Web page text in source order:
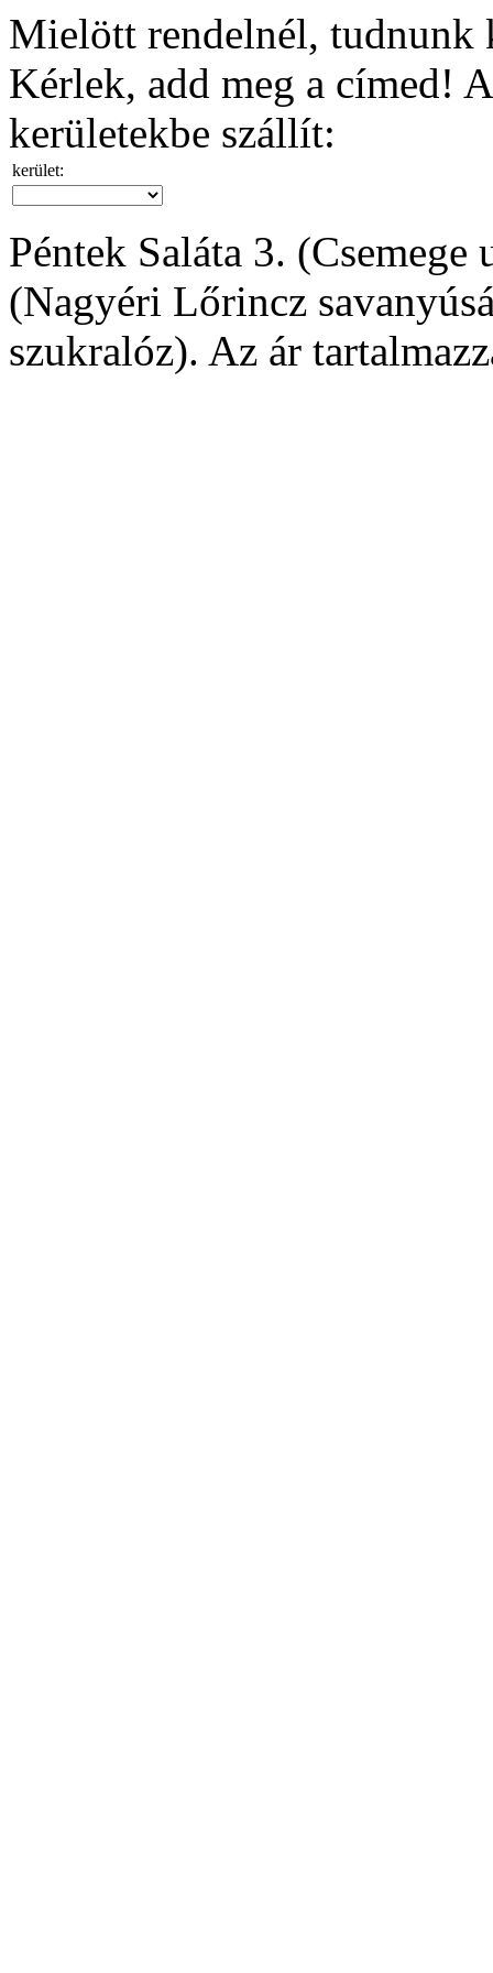
Mielött rendelnél, tudnunk
Kérlek, add meg a címed!
kerületekbe szállít:
kerület:
Péntek Saláta 3. (Csemege
(Nagyéri Lőrincz
szukralóz). Az ár